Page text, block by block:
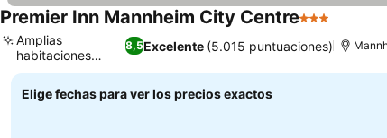
Premier Inn Mannheim City Centre3 Estrellas
8,5Excelente (5.015 puntuaciones)
Amplias
habitaciones
familiares
Elige fechas para ver los precios exactos